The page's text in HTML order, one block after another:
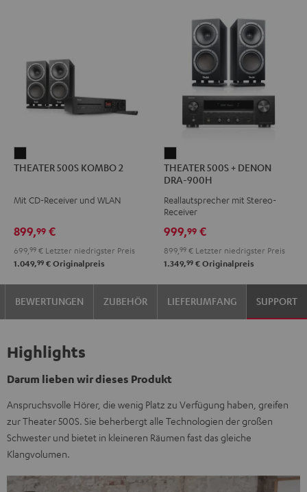
500S
2
THEATER 500S KOMBO 2
Mit CD-Receiver und WLAN
899,99 €
699, 99 € Letzter niedrigster Preis
1.049,99 € Originalpreis
500S
+
DENON
900H
Schwarz
THEATER 500S + DENON
DRA-900H
Reallautsprecher mit Stereo-
Receiver
999,99 €
899, 99 € Letzter niedrigster Preis
1.349,99 € Originalpreis
BEWERTUNGEN ZUBEHÖR LIEFERUMFANG SUPPORT
Highlights
Darum lieben wir dieses Produkt
Anspruchsvolle Hörer, die wenig Platz zu Verfügung haben, greifen
zur Theater 500S. Sie beherbergt alle Technologien der großen
Schwester und bietet in kleineren Räumen fast das gleiche
Klangvolumen.